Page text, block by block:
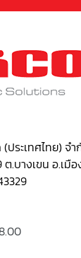
ประเทศไทย) จ
.บางเขน อ.เมื